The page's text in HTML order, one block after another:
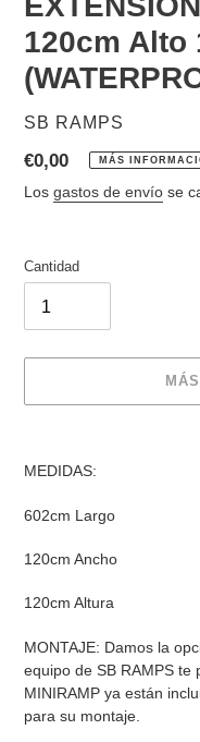
120cm Alto
PROVEEDOR
SB RAMPS
Precio
habitual
€0,00 MÁS
Los gastos de envío se
Cantidad
carrito
compra
MEDIDAS:
602cm Largo
120cm Ancho
120cm Altura
MONTAJE: Damos la
equipo de SB RAMPS te
MINIRAMP ya están
para su montaje.